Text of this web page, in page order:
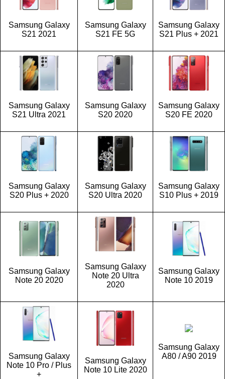
Samsung Galaxy
S21 2021
Samsung Galaxy
S21 FE 5G
Samsung Galaxy
S21 Plus + 2021
Samsung Galaxy
S21 Ultra 2021
Samsung Galaxy
S20 2020
Samsung Galaxy
S20 FE 2020
Samsung Galaxy
S20 Plus + 2020
Samsung Galaxy
S20 Ultra 2020
Samsung Galaxy
S10 Plus + 2019
Samsung Galaxy
Note 20 2020
Samsung Galaxy
Note 20 Ultra
2020
Samsung Galaxy
Note 10 2019
Samsung Galaxy
Note 10 Pro / Plus
+
Samsung Galaxy
Note 10 Lite 2020
Samsung Galaxy
A80 / A90 2019